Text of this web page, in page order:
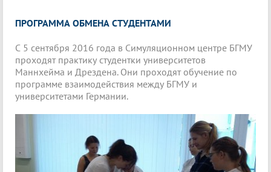
ПРОГРАММА ОБМЕНА СТУДЕНТАМИ
С 5 сентября 2016 года в Симуляционном центре БГМУ
проходят практику студентки университетов
Маннхейма и Дрездена. Они проходят обучение по
программе взаимодействия между БГМУ и
университетами Германии.